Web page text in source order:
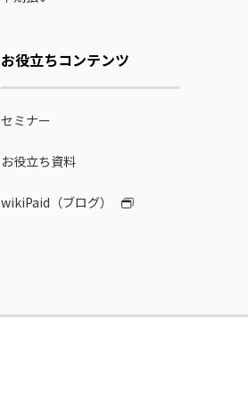
お役立ちコンテンツ
セミナー
お役立ち資料
wikiPaid（ブログ）